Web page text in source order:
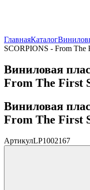
ГлавнаяКаталог
SCORPIONS - From The
Виниловая
From The First
Виниловая
From The First
АртикулLP1002167